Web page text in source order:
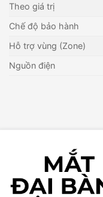
Theo giá trị
Chế độ bảo hành
Hỗ trợ vùng (Zone)
Nguồn điện